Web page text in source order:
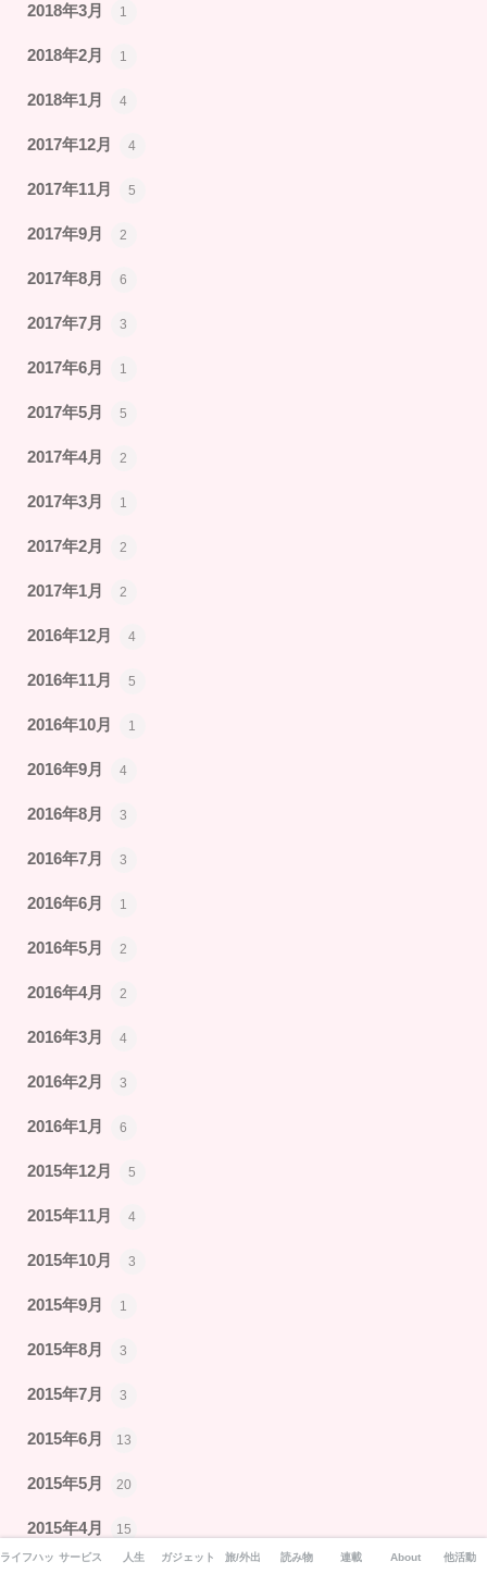
2018年3月 1
2018年2月 1
2018年1月 4
2017年12月 4
2017年11月 5
2017年9月 2
2017年8月 6
2017年7月 3
2017年6月 1
2017年5月 5
2017年4月 2
2017年3月 1
2017年2月 2
2017年1月 2
2016年12月 4
2016年11月 5
2016年10月 1
2016年9月 4
2016年8月 3
2016年7月 3
2016年6月 1
2016年5月 2
2016年4月 2
2016年3月 4
2016年2月 3
2016年1月 6
2015年12月 5
2015年11月 4
2015年10月 3
2015年9月 1
2015年8月 3
2015年7月 3
2015年6月 13
2015年5月 20
2015年4月 15
ライフハックサービス 人生 ガジェット 旅/外出 読み物 連載 About 他活動